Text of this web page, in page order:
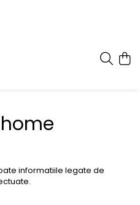
informatiile legate de